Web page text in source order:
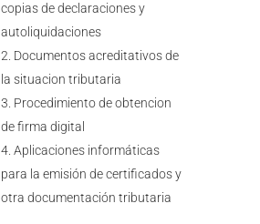
copias de declaraciones y
autoliquidaciones
Documentos acreditativos de
la situacion tributaria
Procedimiento de obtencion
de firma digital
Aplicaciones informáticas
para la emisión de certificados y
otra documentación tributaria